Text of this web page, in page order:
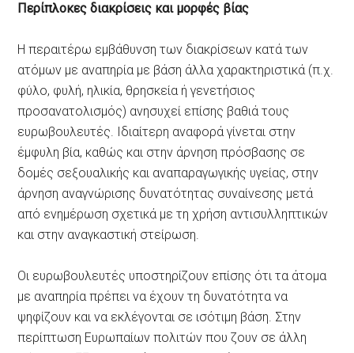
Περίπλοκες διακρίσεις και μορφές βίας
Η περαιτέρω εμβάθυνση των διακρίσεων κατά των
ατόμων με αναπηρία με βάση άλλα χαρακτηριστικά (π.χ.
φύλο, φυλή, ηλικία, θρησκεία ή γενετήσιος
προσανατολισμός) ανησυχεί επίσης βαθιά τους
ευρωβουλευτές. Ιδιαίτερη αναφορά γίνεται στην
έμφυλη βία, καθώς και στην άρνηση πρόσβασης σε
δομές σεξουαλικής και αναπαραγωγικής υγείας, στην
άρνηση αναγνώρισης δυνατότητας συναίνεσης μετά
από ενημέρωση σχετικά με τη χρήση αντισυλληπτικών
και στην αναγκαστική στείρωση.
Οι ευρωβουλευτές υποστηρίζουν επίσης ότι τα άτομα
με αναπηρία πρέπει να έχουν τη δυνατότητα να
ψηφίζουν και να εκλέγονται σε ισότιμη βάση. Στην
περίπτωση Ευρωπαίων πολιτών που ζουν σε άλλη